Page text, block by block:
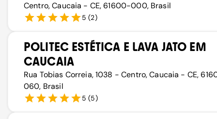
Centro, Caucaia - CE, 61600-000, Brasil
5 (2)
POLITEC ESTÉTICA E LAVA JATO EM
CAUCAIA
Rua Tobias Correia, 1038 - Centro, Caucaia - CE,
060, Brasil
5 (5)